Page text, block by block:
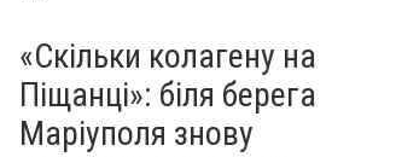
«Скільки колагену на
Піщанці»: біля берега
Маріуполя знову